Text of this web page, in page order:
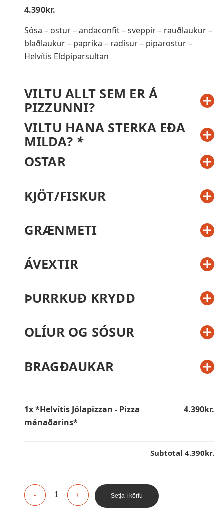
4.390kr.
Sósa – ostur – andaconfit – sveppir – rauðlaukur –
blaðlaukur – paprika – radísur – piparostur –
Helvítis Eldpiparsultan
VILTU ALLT SEM ER Á
PIZZUNNI?
VILTU HANA STERKA EÐA
MILDA? *
OSTAR
KJÖT/FISKUR
GRÆNMETI
ÁVEXTIR
ÞURRKUÐ KRYDD
OLÍUR OG SÓSUR
BRAGÐAUKAR
1x *Helvítis Jólapizzan - Pizza
mánaðarins*
4.390kr.
Subtotal4.390kr.
Setja í körfu